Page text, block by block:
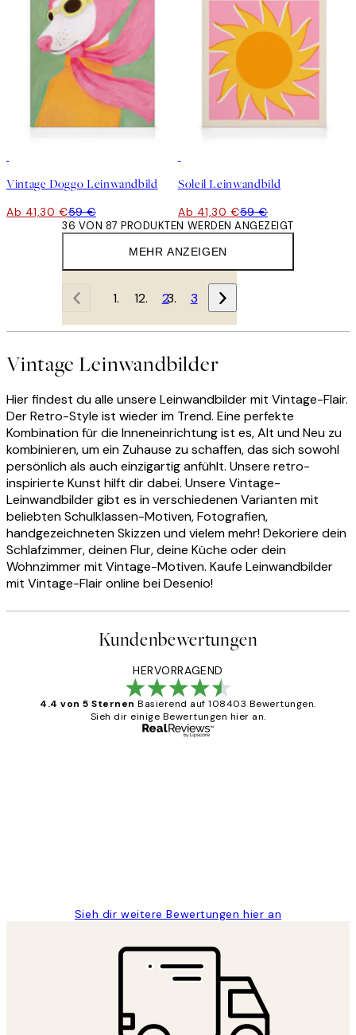
Vintage Doggo Leinwandbild
Ab 41,30 €59 €
Soleil Leinwandbild
Ab 41,30 €59 €
MEHR ANZEIGEN
36 VON 87 PRODUKTEN WERDEN ANGEZEIGT
1 2 3
Vintage Leinwandbilder
Hier findest du alle unsere Leinwandbilder mit Vintage-Flair.
Der Retro-Style ist wieder im Trend. Eine perfekte
Kombination für die Inneneinrichtung ist es, Alt und Neu zu
kombinieren, um ein Zuhause zu schaffen, das sich sowohl
persönlich als auch einzigartig anfühlt. Unsere retro-
inspirierte Kunst hilft dir dabei. Unsere Vintage-
Leinwandbilder gibt es in verschiedenen Varianten mit
beliebten Schulklassen-Motiven, Fotografien,
handgezeichneten Skizzen und vielem mehr! Dekoriere dein
Schlafzimmer, deinen Flur, deine Küche oder dein
Wohnzimmer mit Vintage-Motiven. Kaufe Leinwandbilder
mit Vintage-Flair online bei Desenio!
Kundenbewertungen
HERVORRAGEND
4.4 von 5 Sternen Basierend auf 108403 Bewertungen.
Sieh dir einige Bewertungen hier an.
Sieh dir weitere Bewertungen hier an